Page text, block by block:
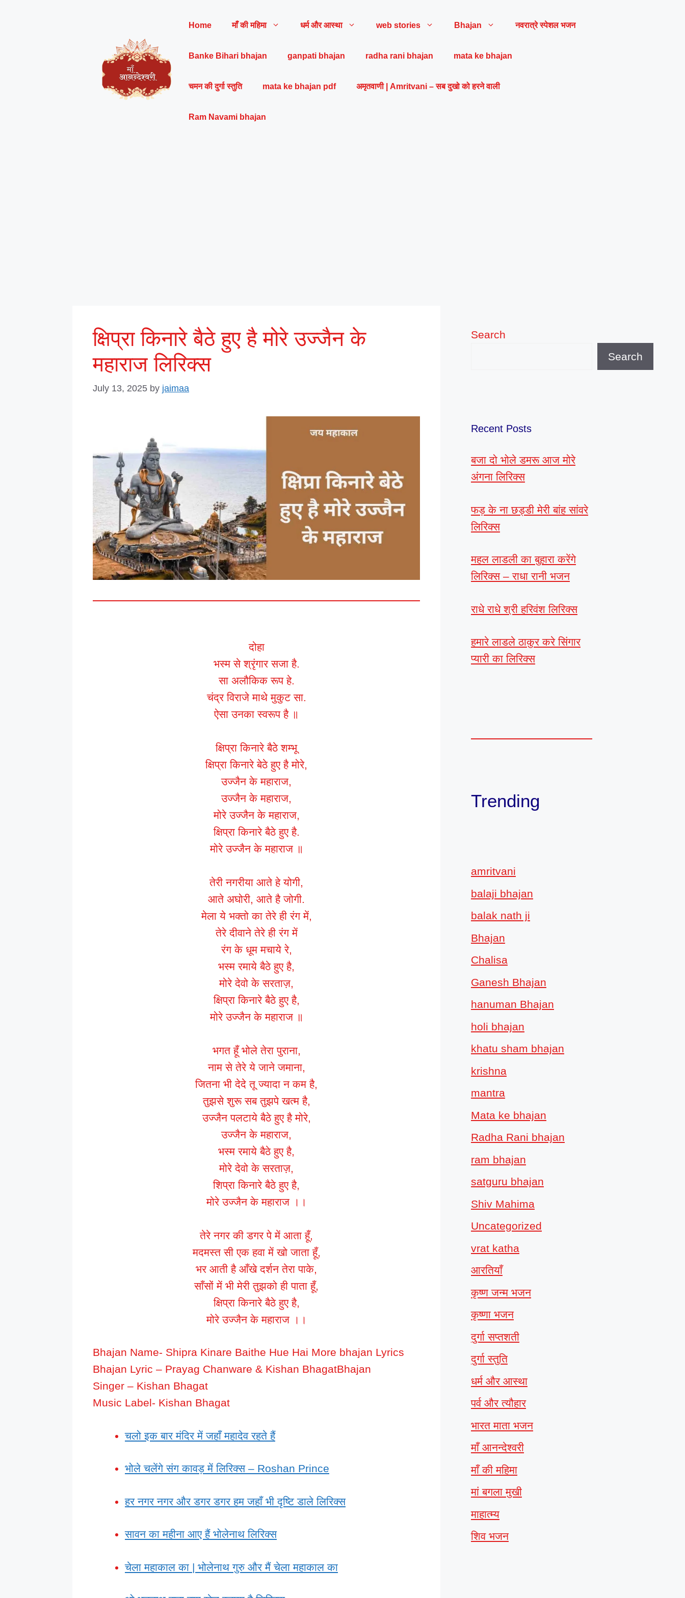
Home माँ की महिमा धर्म और आस्था web stories Bhajan नवरात्रे स्पेशल भजन
Banke Bihari bhajan ganpati bhajan radha rani bhajan mata ke bhajan
चमन की दुर्गा स्तुति mata ke bhajan pdf अमृतवाणी | Amritvani – सब दुखो को हरने वाली
Ram Navami bhajan
क्षिप्रा किनारे बैठे हुए है मोरे उज्जैन के
महाराज लिरिक्स
July 13, 2025 by jaimaa
दोहा
भस्म से श्रृंगार सजा है.
सा अलौकिक रूप हे.
चंद्र विराजे माथे मुकुट सा.
ऐसा उनका स्वरूप है ॥
क्षिप्रा किनारे बैठे शम्भू
क्षिप्रा किनारे बेठे हुए है मोरे,
उज्जैन के महाराज,
उज्जैन के महाराज,
मोरे उज्जैन के महाराज,
क्षिप्रा किनारे बैठे हुए है.
मोरे उज्जैन के महाराज ॥
तेरी नगरीया आते हे योगी,
आते अघोरी, आते है जोगी.
मेला ये भक्तो का तेरे ही रंग में,
तेरे दीवाने तेरे ही रंग में
रंग के धूम मचाये रे,
भस्म रमाये बैठे हुए है,
मोरे देवो के सरताज़,
क्षिप्रा किनारे बैठे हुए है,
मोरे उज्जैन के महाराज ॥
भगत हूँ भोले तेरा पुराना,
नाम से तेरे ये जाने जमाना,
जितना भी देदे तू ज्यादा न कम है,
तुझसे शुरू सब तुझपे खत्म है,
उज्जैन पलटाये बैठे हुए है मोरे,
उज्जैन के महाराज,
भस्म रमाये बैठे हुए है,
मोरे देवो के सरताज़,
शिप्रा किनारे बैठे हुए है,
मोरे उज्जैन के महाराज ।।
तेरे नगर की डगर पे में आता हूँ,
मदमस्त सी एक हवा में खो जाता हूँ,
भर आती है आँखे दर्शन तेरा पाके,
साँसों में भी मेरी तुझको ही पाता हूँ,
क्षिप्रा किनारे बैठे हुए है,
मोरे उज्जैन के महाराज ।।
Bhajan Name- Shipra Kinare Baithe Hue Hai More bhajan Lyrics
Bhajan Lyric – Prayag Chanware & Kishan BhagatBhajan
Singer – Kishan Bhagat
Music Label- Kishan Bhagat
चलो इक बार मंदिर में जहाँ महादेव रहते हैं
भोले चलेंगे संग कावड़ में लिरिक्स – Roshan Prince
हर नगर नगर और डगर डगर हम जहाँ भी दृष्टि डाले लिरिक्स
सावन का महीना आए हैं भोलेनाथ लिरिक्स
चेला महाकाल का | भोलेनाथ गुरु और मैं चेला महाकाल का
Search
Search
Recent Posts
बजा दो भोले डमरू आज मोरे
अंगना लिरिक्स
फड़ के ना छड्डी मेरी बांह सांवरे
लिरिक्स
महल लाडली का बुहारा करेंगे
लिरिक्स – राधा रानी भजन
राधे राधे श्री हरिवंश लिरिक्स
हमारे लाडले ठाकुर करे सिंगार
प्यारी का लिरिक्स
Trending
amritvani
balaji bhajan
balak nath ji
Bhajan
Chalisa
Ganesh Bhajan
hanuman Bhajan
holi bhajan
khatu sham bhajan
krishna
mantra
Mata ke bhajan
Radha Rani bhajan
ram bhajan
satguru bhajan
Shiv Mahima
Uncategorized
vrat katha
आरतियाँ
कृष्ण जन्म भजन
कृष्णा भजन
दुर्गा सप्तशती
दुर्गा स्तुति
धर्म और आस्था
पर्व और त्यौहार
भारत माता भजन
माँ आनन्देश्वरी
माँ की महिमा
मां बगला मुखी
माहात्म्य
शिव भजन